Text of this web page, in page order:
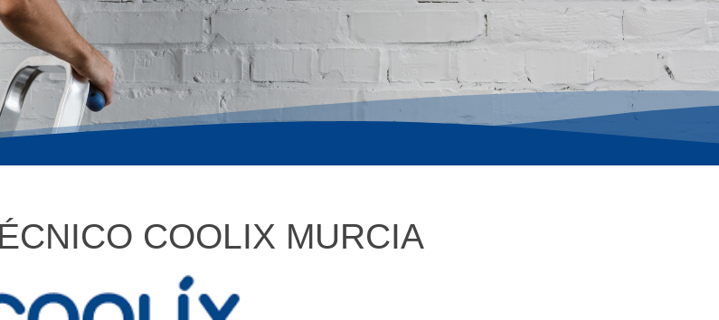
COOLIX MURCIA